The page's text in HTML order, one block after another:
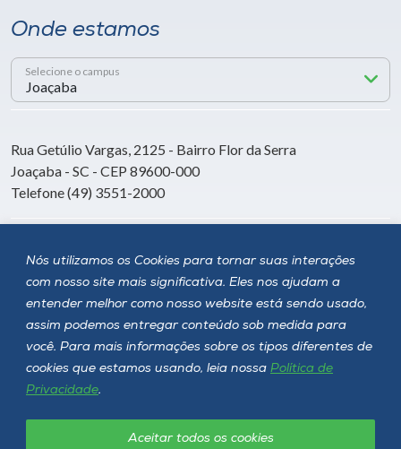
Nós utilizamos os Cookies para tornar suas interações
com nosso site mais significativa. Eles nos ajudam a
entender melhor como nosso website está sendo usado,
assim podemos entregar conteúdo sob medida para
você. Para mais informações sobre os tipos diferentes de
cookies que estamos usando, leia nossa Política de
Privacidade.
Aceitar todos os cookies
Onde estamos
Selecione o campus
Rua Getúlio Vargas, 2125 - Bairro Flor da Serra
Joaçaba - SC - CEP 89600-000
Telefone (49) 3551-2000
Siga a Unoesc